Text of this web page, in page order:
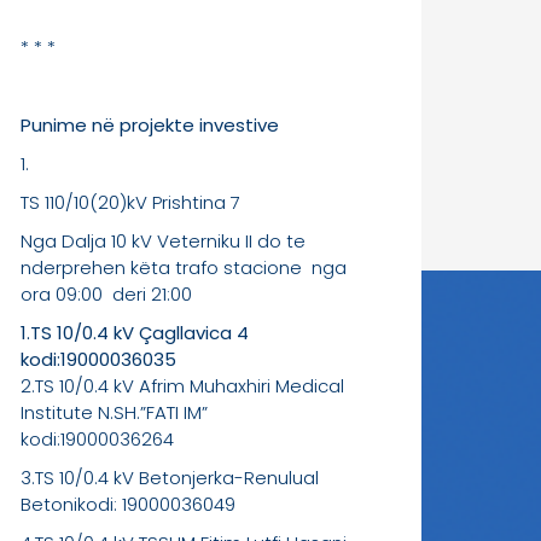
* * *
Punime në projekte investive
1.
TS 110/10(20)kV Prishtina 7
Nga Dalja 10 kV Veterniku II do te
nderprehen këta trafo stacione nga
ora 09:00 deri 21:00
1.TS 10/0.4 kV Çagllavica 4
kodi:19000036035
2.TS 10/0.4 kV Afrim Muhaxhiri Medical
Institute N.SH.”FATI IM”
kodi:19000036264
3.TS 10/0.4 kV Betonjerka-Renulual
Betonikodi: 19000036049